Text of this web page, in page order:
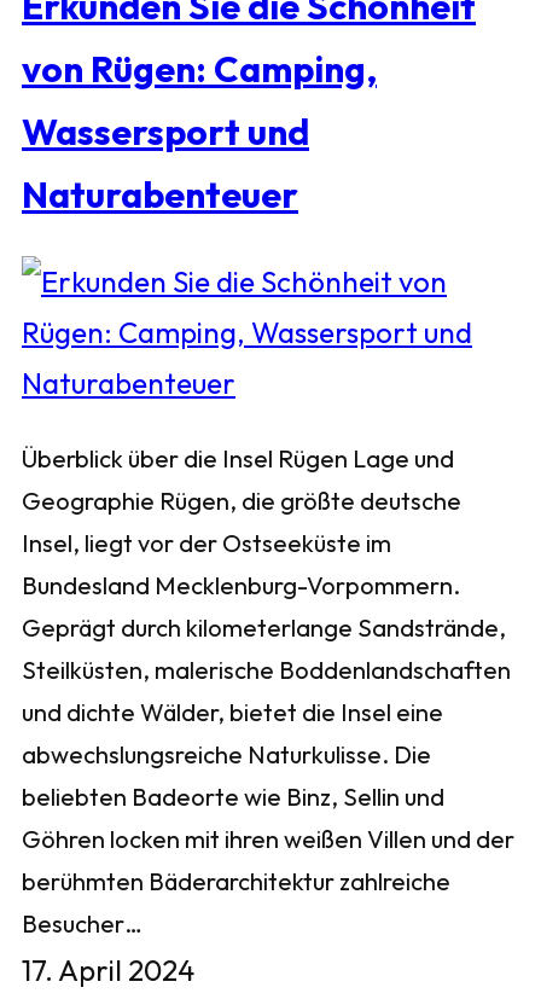
von Rügen: Camping,
Wassersport und
Naturabenteuer
Überblick über die Insel Rügen Lage und
Geographie Rügen, die größte deutsche
Insel, liegt vor der Ostseeküste im
Bundesland Mecklenburg-Vorpommern.
Geprägt durch kilometerlange Sandstrände,
Steilküsten, malerische Boddenlandschaften
und dichte Wälder, bietet die Insel eine
abwechslungsreiche Naturkulisse. Die
beliebten Badeorte wie Binz, Sellin und
Göhren locken mit ihren weißen Villen und der
berühmten Bäderarchitektur zahlreiche
Besucher…
17. April 2024